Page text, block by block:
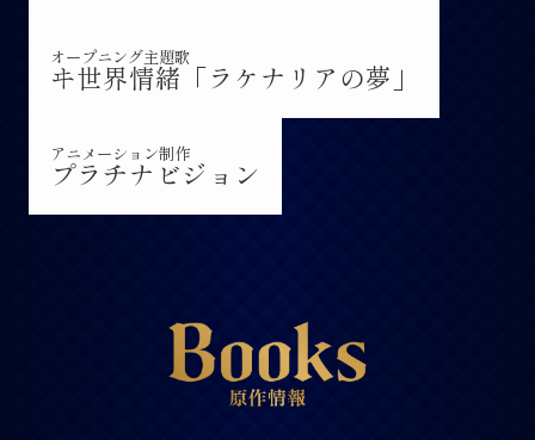
オープニング主題歌
ヰ世界情緒「ラケナリアの夢」
アニメーション制作
プラチナビジョン